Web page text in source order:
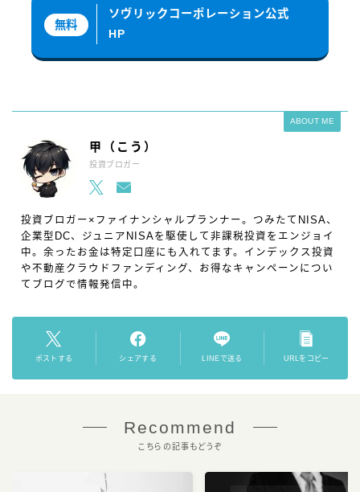
無料
ソヴリックコーポレーション公式
HP
ABOUT ME
甲（こう）
投資ブロガー
投資ブロガー×ファイナンシャルプランナー。つみたてNISA、
企業型DC、ジュニアNISAを駆使して非課税投資をエンジョイ
中。余ったお金は特定口座にも入れてます。インデックス投資
や不動産クラウドファンディング、お得なキャンペーンについ
てブログで情報発信中。
ポストする シェアする LINEで送る URLをコピー
Recommend
こちらの記事もどうぞ